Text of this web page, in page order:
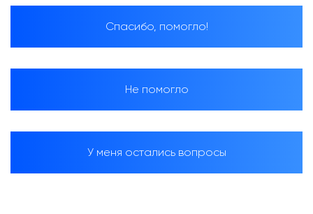
Спасибо, помогло!
Не помогло
У меня остались вопросы